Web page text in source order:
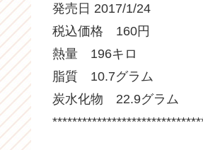
発売日 2017/1/24
税込価格 160円
熱量 196キロ
脂質 10.7グラム
炭水化物 22.9グラム